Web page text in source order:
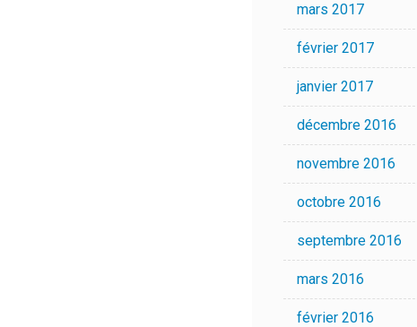
mars 2017
février 2017
janvier 2017
décembre 2016
novembre 2016
octobre 2016
septembre 2016
mars 2016
février 2016